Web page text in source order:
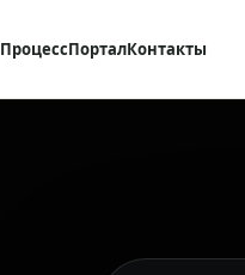
ПроцессПорталКонтакты